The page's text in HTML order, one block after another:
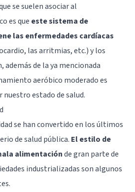
se suelen asociar al
es que este sistema de
las enfermedades cardíacas
las arritmias, etc.) ylos
, además de la ya mencionada
aeróbico moderado es
estado de salud.
se han convertido en los últimos
de salud pública. El estilo de
alimentaciónde gran parte de
industrializadas son algunos